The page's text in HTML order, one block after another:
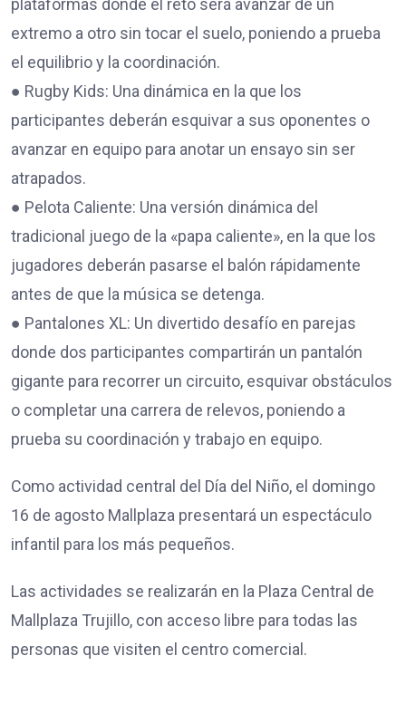
plataformas donde el reto será avanzar de un
extremo a otro sin tocar el suelo, poniendo a prueba
el equilibrio y la coordinación.
● Rugby Kids: Una dinámica en la que los
participantes deberán esquivar a sus oponentes o
avanzar en equipo para anotar un ensayo sin ser
atrapados.
● Pelota Caliente: Una versión dinámica del
tradicional juego de la «papa caliente», en la que los
jugadores deberán pasarse el balón rápidamente
antes de que la música se detenga.
● Pantalones XL: Un divertido desafío en parejas
donde dos participantes compartirán un pantalón
gigante para recorrer un circuito, esquivar obstáculos
o completar una carrera de relevos, poniendo a
prueba su coordinación y trabajo en equipo.
Como actividad central del Día del Niño, el domingo
16 de agosto Mallplaza presentará un espectáculo
infantil para los más pequeños.
Las actividades se realizarán en la Plaza Central de
Mallplaza Trujillo, con acceso libre para todas las
personas que visiten el centro comercial.